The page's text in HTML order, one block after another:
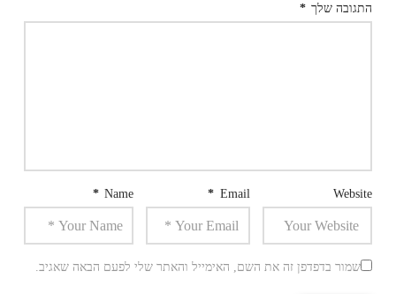
התגובה שלך *
Name
* Email
* Website
שמור בדפדפן זה את השם, האימייל והאתר שלי לפעם הבאה שאגיב.